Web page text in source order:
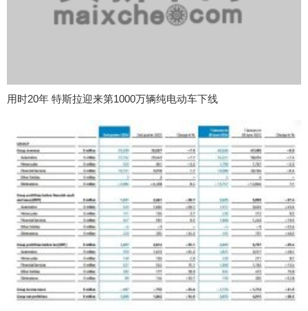
用时20年 特斯拉迎来第1000万辆纯电动车下线